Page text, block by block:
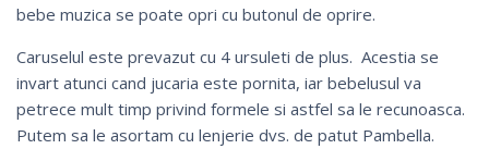
bebe muzica se poate opri cu butonul de oprire.
Caruselul este prevazut cu 4 ursuleti de plus. Acestia se
invart atunci cand jucaria este pornita, iar bebelusul va
petrece mult timp privind formele si astfel sa le recunoasca.
Putem sa le asortam cu lenjerie dvs. de patut Pambella.